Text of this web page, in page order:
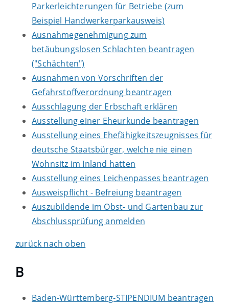
Parkerleichterungen für Betriebe (zum
Beispiel Handwerkerparkausweis)
Ausnahmegenehmigung zum
betäubungslosen Schlachten beantragen
("Schächten")
Ausnahmen von Vorschriften der
Gefahrstoffverordnung beantragen
Ausschlagung der Erbschaft erklären
Ausstellung einer Eheurkunde beantragen
Ausstellung eines Ehefähigkeitszeugnisses für
deutsche Staatsbürger, welche nie einen
Wohnsitz im Inland hatten
Ausstellung eines Leichenpasses beantragen
Ausweispflicht - Befreiung beantragen
Auszubildende im Obst- und Gartenbau zur
Abschlussprüfung anmelden
zurück nach oben
B
Baden-Württemberg-STIPENDIUM beantragen